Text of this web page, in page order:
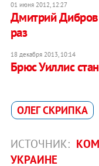
01 июня 2012, 12:27
Дмитрий Дибров
раз
18 декабря 2013, 10:14
Брюс Уиллис
ОЛЕГ СКРИПКА
ИСТОЧНИК:
УКРАИНЕ